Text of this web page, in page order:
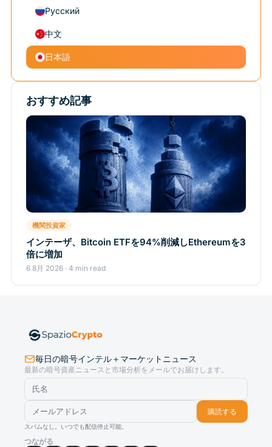
Русский
中文
日本語
おすすめ記事
機関投資家
インテーザ、Bitcoin ETFを94%削減しEthereumを3
倍に増加
6 8月 2026 · 4 min read
毎日の暗号インテル＋マーケットニュース
最新の暗号資産ニュースと市場分析をメールでお届けします。
購読する
スパムなし。いつでも配信停止可能。
つながる